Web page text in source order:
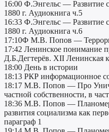
16:00 Ф.Энгельс — Развитие
1880 г. Аудиокнига ч.5
16:33 Ф.Энгельс — Развитие
1880 г. Аудиокнига ч.6
17:10Ф М.В. Попов —
17:42 Ленинское понимание
Д.Б.Дегтерёв. XII Ленинская
18:00 День в истории
18:13 РКР информационное
18:17 М.В. Попов — Про
частной собственности, в
18:36 М.В. Попов —
развития социализма как
параграф 1